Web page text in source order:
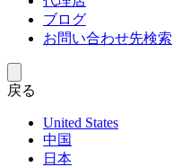
ブログ
お問い合わせ先検索
戻る
United States
中国
日本